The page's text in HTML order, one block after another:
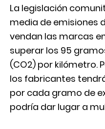
La legislación
media de emisiones
vendan las marcas
superar los 95
(CO2) por kilómetro.
los fabricantes
por cada gramo de
podría dar lugar a